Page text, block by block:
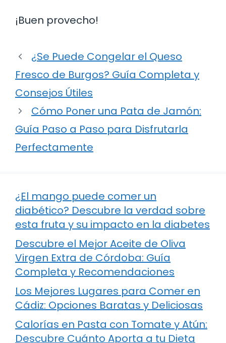
¡Buen provecho!
¿Se Puede Congelar el Queso
Fresco de Burgos? Guía Completa y
Consejos Útiles
Cómo Poner una Pata de Jamón:
Guía Paso a Paso para Disfrutarla
Perfectamente
¿El mango puede comer un
diabético? Descubre la verdad sobre
esta fruta y su impacto en la diabetes
Descubre el Mejor Aceite de Oliva
Virgen Extra de Córdoba: Guía
Completa y Recomendaciones
Los Mejores Lugares para Comer en
Cádiz: Opciones Baratas y Deliciosas
Calorías en Pasta con Tomate y Atún:
Descubre Cuánto Aporta a tu Dieta